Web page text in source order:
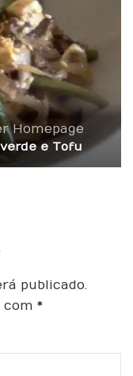
Homepage
e Tofu
publicado.
com *